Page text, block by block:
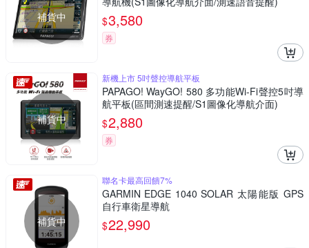
補貨中
$3,580
券
補貨中
新機上市 5吋聲控導航平板
PAPAGO! WayGO! 580 多功能Wi-Fi聲控5吋導
航平板(區間測速提醒/S1圖像化導航介面)
$2,880
券
補貨中
聯名卡最高回饋7%
GARMIN EDGE 1040 SOLAR 太陽能版 GPS
自行車衛星導航
$22,990